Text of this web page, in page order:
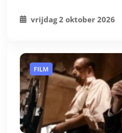
vrijdag 2 oktober 2026
FILM